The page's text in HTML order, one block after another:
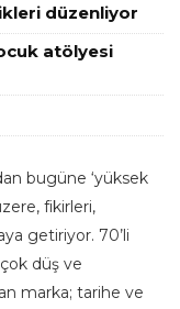
düzenliyor
atölyesi
bugüne ‘yüksek
fikirleri,
getiriyor. 70’li
düş ve
marka; tarihe ve